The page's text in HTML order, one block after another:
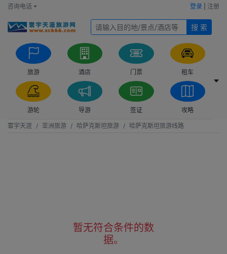
咨询电话 登录 注册
搜 索
旅游 酒店 门票 租车
游轮 导游 签证 攻略
寰宇天涯 亚洲旅游 哈萨克斯坦旅游 哈萨克斯坦旅游线路
暂无符合条件的数
据。